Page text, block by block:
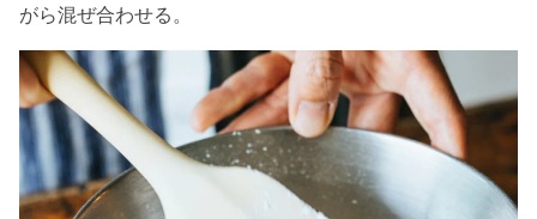
がら混ぜ合わせる。